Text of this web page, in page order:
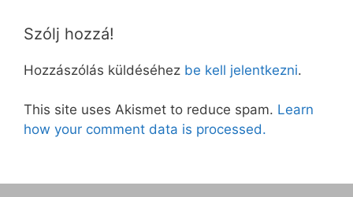
Szólj hozzá!
Hozzászólás küldéséhez be kell jelentkezni.
This site uses Akismet to reduce spam. Learn
how your comment data is processed.